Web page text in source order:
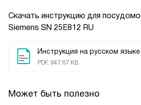
Скачать инструкцию для
Siemens SN 25E812 RU
Инструкция на русском языке
PDF, 947.67 KB
Может быть полезно